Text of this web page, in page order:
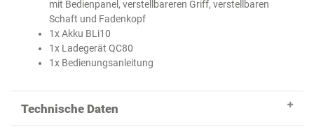
mit Bedienpanel, verstellbareren Griff, verstellbaren
Schaft und Fadenkopf
1x Akku BLi10
1x Ladegerät QC80
1x Bedienungsanleitung
Technische Daten